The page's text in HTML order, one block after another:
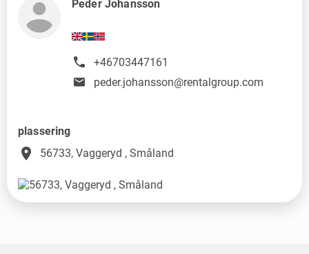
Peder Johansson
+46703447161
peder.johansson@rentalgroup.com
plassering
place 56733, Vaggeryd , Småland